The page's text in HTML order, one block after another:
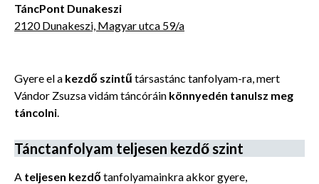
TáncPont Dunakeszi
2120 Dunakeszi, Magyar utca 59/a
Gyere el a kezdő szintű társastánc tanfolyam-ra, mert
Vándor Zsuzsa vidám táncóráin könnyedén tanulsz meg
táncolni
Tánctanfolyam teljesen kezdő szint
A teljesen kezdőtanfolyamainkra akkor gyere,